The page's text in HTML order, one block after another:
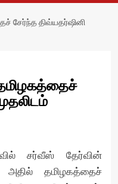
சேர்ந்த திவ்யதர்ஷினி
சர்வீஸ் தேர்வின்
அதில் தமிழகத்தைச்